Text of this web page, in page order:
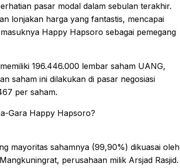
pasar modal dalam sebulan terakhir.
lonjakan harga yang fantastis, mencapai
Happy Hapsoro sebagai pemegang
196.446.000 lembar saham UANG,
saham ini dilakukan di pasar negosiasi
per saham.
mayoritas sahamnya (99,90%) dikuasai oleh
perusahaan milik Arsjad Rasjid.